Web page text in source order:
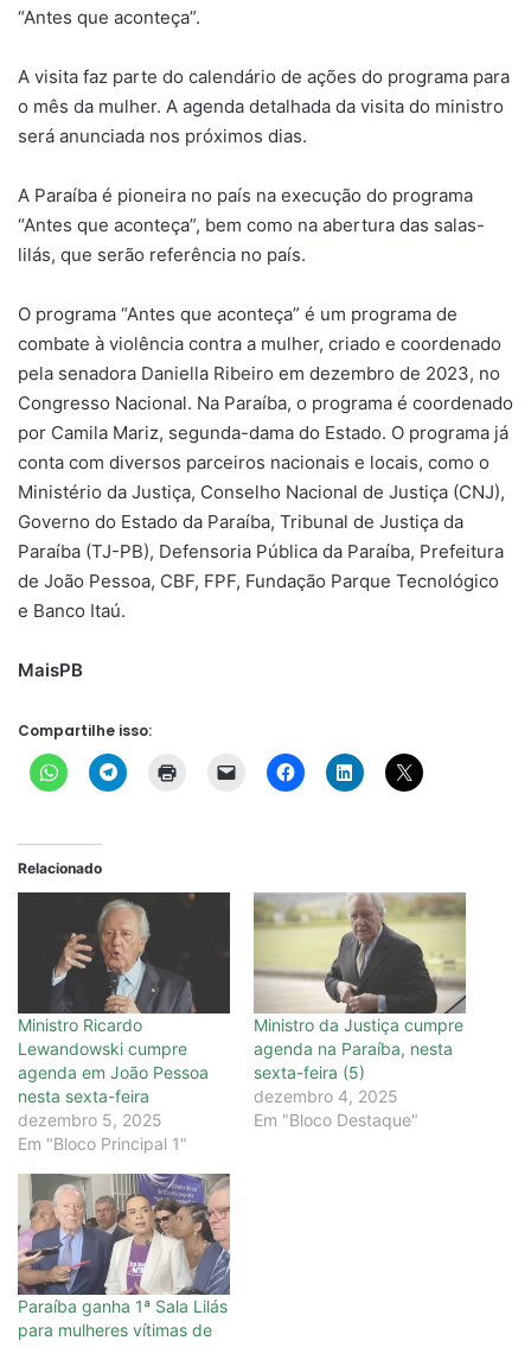
“Antes que aconteça”.
A visita faz parte do calendário de ações do programa para
o mês da mulher. A agenda detalhada da visita do ministro
será anunciada nos próximos dias.
A Paraíba é pioneira no país na execução do programa
“Antes que aconteça”, bem como na abertura das salas-
lilás, que serão referência no país.
O programa “Antes que aconteça” é um programa de
combate à violência contra a mulher, criado e coordenado
pela senadora Daniella Ribeiro em dezembro de 2023, no
Congresso Nacional. Na Paraíba, o programa é coordenado
por Camila Mariz, segunda-dama do Estado. O programa já
conta com diversos parceiros nacionais e locais, como o
Ministério da Justiça, Conselho Nacional de Justiça (CNJ),
Governo do Estado da Paraíba, Tribunal de Justiça da
Paraíba (TJ-PB), Defensoria Pública da Paraíba, Prefeitura
de João Pessoa, CBF, FPF, Fundação Parque Tecnológico
e Banco Itaú.
MaisPB
Compartilhe isso:
Relacionado
Ministro Ricardo
Lewandowski cumpre
agenda em João Pessoa
nesta sexta-feira
dezembro 5, 2025
Em "Bloco Principal 1"
Ministro da Justiça cumpre
agenda na Paraíba, nesta
sexta-feira (5)
dezembro 4, 2025
Em "Bloco Destaque"
Paraíba ganha 1ª Sala Lilás
para mulheres vítimas de